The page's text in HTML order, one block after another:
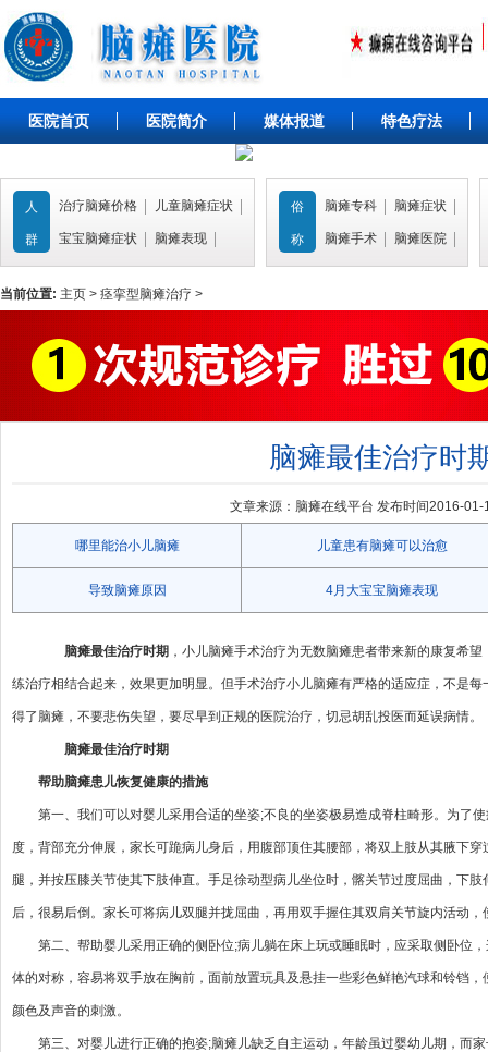
医院首页 医院简介 媒体报道 特色疗法
人
群
治疗脑瘫价格 儿童脑瘫症状
宝宝脑瘫症状 脑瘫表现
俗
称
脑瘫专科 脑瘫症状
脑瘫手术 脑瘫医院
当前位置: 主页 > 痉挛型脑瘫治疗 >
脑瘫最佳治疗时
文章来源：脑瘫在线平台 发布时间2016-01-
哪里能治小儿脑瘫 儿童患有脑瘫可以治愈
导致脑瘫原因 4月大宝宝脑瘫表现
脑瘫最佳治疗时期 ，小儿脑瘫手术治疗为无数脑瘫患者带来新的康复希
练治疗相结合起来，效果更加明显。但手术治疗小儿脑瘫有严格的适应症，不是
得了脑瘫，不要悲伤失望，要尽早到正规的医院治疗，切忌胡乱投医而延误病情。
脑瘫最佳治疗时期
帮助脑瘫患儿恢复健康的措施
第一、我们可以对婴儿采用合适的坐姿;不良的坐姿极易造成脊柱畸形。为了
度，背部充分伸展，家长可跪病儿身后，用腹部顶住其腰部，将双上肢从其腋下
腿，并按压膝关节使其下肢伸直。手足徐动型病儿坐位时，髂关节过度屈曲，下
后，很易后倒。家长可将病儿双腿并拢屈曲，再用双手握住其双肩关节旋内活动
第二、帮助婴儿采用正确的侧卧位;病儿躺在床上玩或睡眠时，应采取侧卧位
体的对称，容易将双手放在胸前，面前放置玩具及悬挂一些彩色鲜艳汽球和铃铛
颜色及声音的刺激。
第三、对婴儿进行正确的抱姿;脑瘫儿缺乏自主运动，年龄虽过婴幼儿期，而